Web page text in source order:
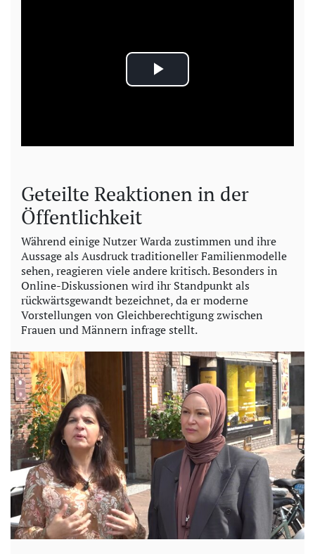
P
a
i
d
e
o
Geteilte Reaktionen in der
Öffentlichkeit
Während einige Nutzer Warda zustimmen und ihre
Aussage als Ausdruck traditioneller Familienmodelle
sehen, reagieren viele andere kritisch. Besonders in
Online-Diskussionen wird ihr Standpunkt als
rückwärtsgewandt bezeichnet, da er moderne
Vorstellungen von Gleichberechtigung zwischen
Frauen und Männern infrage stellt.